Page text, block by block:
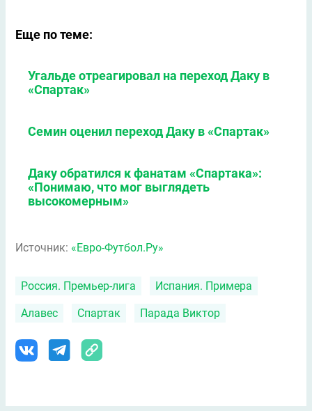
Еще по теме:
Угальде отреагировал на переход Даку в
«Спартак»
Семин оценил переход Даку в «Спартак»
Даку обратился к фанатам «Спартака»:
«Понимаю, что мог выглядеть
высокомерным»
Источник: «Евро-Футбол.Ру»
Россия. Премьер-лига Испания. Примера
Алавес Спартак Парада Виктор